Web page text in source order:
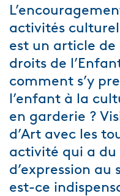
activités
est un article de
droits de
comment s’y
l’enfant à la
en garderie ?
d’Art avec les
activité qui a du
d’expression
est-ce